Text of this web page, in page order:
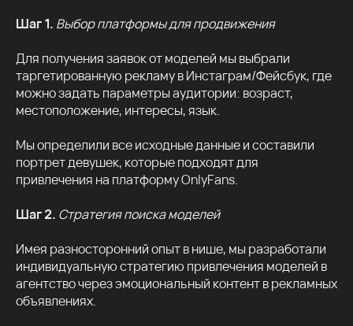
Шаг 1. Выбор платформы для продвижения
Для получения заявок от моделей мы выбрали
таргетированную рекламу в Инстаграм/Фейсбук, где
можно задать параметры аудитории: возраст,
местоположение, интересы, язык.
Мы определили все исходные данные и составили
портрет девушек, которые подходят для
привлечения на платформу OnlyFans.
Шаг 2. Стратегия поиска моделей
Имея разносторонний опыт в нише, мы разработали
индивидуальную стратегию привлечения моделей в
агентство через эмоциональный контент в рекламных
объявлениях.